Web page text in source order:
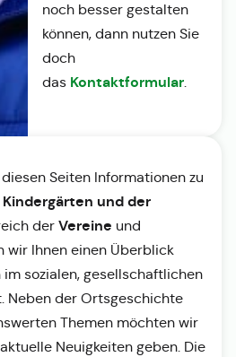
noch besser gestalten
können, dann nutzen Sie
doch
das Kontaktformular.
Seiten Informationen zu
und der
der Vereine und
wir Ihnen einen Überblick
im sozialen, gesellschaftlichen
Neben der Ortsgeschichte
Themen möchten wir
Neuigkeiten geben. Die